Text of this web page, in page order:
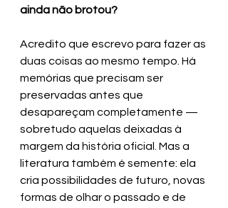
ainda não brotou?
Acredito que escrevo para fazer as
duas coisas ao mesmo tempo. Há
memórias que precisam ser
preservadas antes que
desapareçam completamente —
sobretudo aquelas deixadas à
margem da história oficial. Mas a
literatura também é semente: ela
cria possibilidades de futuro, novas
formas de olhar o passado e de